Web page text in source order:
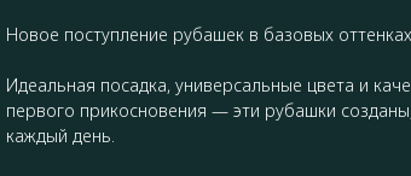
Новое поступление рубашек в базовых
Идеальная посадка, универсальные цвета и
первого прикосновения — эти рубашки
каждый день.